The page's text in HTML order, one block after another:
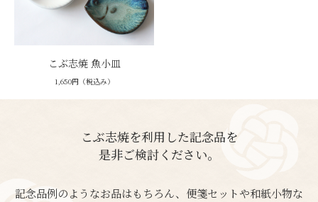
こぶ志焼 魚小皿
1,650円（税込み）
こぶ志焼を利用した記念品を
是非ご検討ください。
記念品例のようなお品はもちろん、便箋セットや和紙小物な